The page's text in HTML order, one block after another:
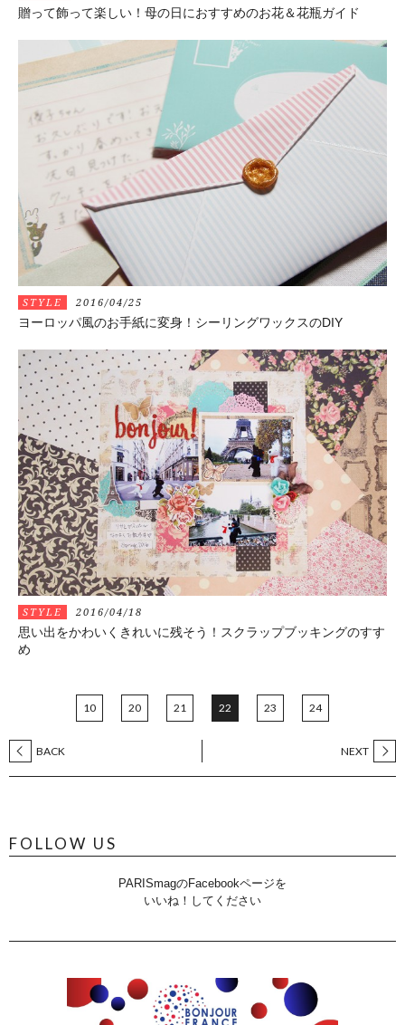
贈って飾って楽しい！母の日におすすめのお花＆花瓶ガイド
STYLE 2016/04/25
ヨーロッパ風のお手紙に変身！シーリングワックスのDIY
STYLE 2016/04/18
思い出をかわいくきれいに残そう！スクラップブッキングのすす
め
BACK
10 20 21 22 23 24
NEXT
FOLLOW US
PARISmagのFacebookページを
いいね！してください